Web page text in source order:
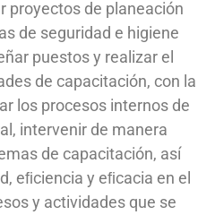
proyectos de planeación
de seguridad e higiene
puestos y realizar el
de capacitación, con la
los procesos internos de
intervenir de manera
de capacitación, así
eﬁciencia y eﬁcacia en el
y actividades que se